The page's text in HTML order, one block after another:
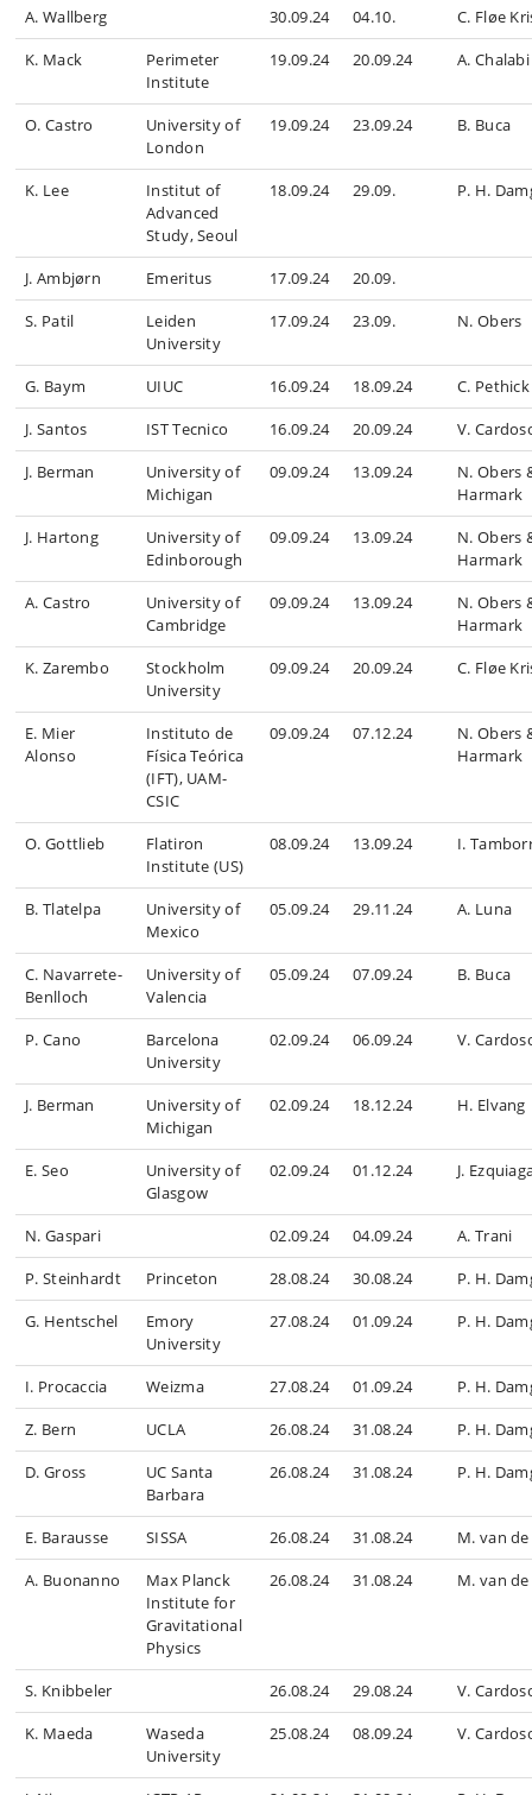
A. Wallberg 30.09.24 04.10.
C. Fløe
K. Mack
Perimeter
Institute
19.09.24 20.09.24 A. Chalabi
O. Castro
University of
London
19.09.24 23.09.24 B. Buca
K. Lee
Institut of
Advanced
Study, Seoul
18.09.24 29.09. P. H.
J. Ambjørn Emeritus 17.09.24
20.09.
S. Patil
Leiden
University
17.09.24 23.09. N. Obers
G. Baym UIUC 16.09.24 18.09.24
C. Pethick
J. Santos
IST Tecnico 16.09.24 20.09.24
V.
J. Berman
University of
Michigan
09.09.24 13.09.24
N. Obers
Harmark
J. Hartong
University of
Edinborough
09.09.24 13.09.24
N. Obers
Harmark
A. Castro
University of
Cambridge
09.09.24 13.09.24
N. Obers
Harmark
K. Zarembo
Stockholm
University
09.09.24 20.09.24 C. Fløe
E. Mier
Alonso
Instituto de
Física Teórica
(IFT), UAM-
CSIC
09.09.24 07.12.24
N. Obers
Harmark
O. Gottlieb
Flatiron
Institute (US)
08.09.24 13.09.24 I.
B. Tlatelpa
University of
Mexico
05.09.24 29.11.24 A. Luna
C. Navarrete-
Benlloch
University of
Valencia
05.09.24 07.09.24 B. Buca
P. Cano
Barcelona
University
02.09.24 06.09.24 V.
J. Berman
University of
Michigan
02.09.24 18.12.24 H. Elvang
E. Seo
University of
Glasgow
02.09.24 01.12.24 J.
N. Gaspari 02.09.24 04.09.24
A. Trani
P. Steinhardt
Princeton 28.08.24 30.08.24
P. H.
G. Hentschel
Emory
University
27.08.24 01.09.24 P. H.
I. Procaccia Weizma 27.08.24 01.09.24
P. H.
Z. Bern
UCLA 26.08.24 31.08.24
P. H.
D. Gross
UC Santa
Barbara
26.08.24 31.08.24 P. H.
E. Barausse SISSA 26.08.24 31.08.24
M. van
A. Buonanno
Max Planck
Institute for
Gravitational
Physics
26.08.24 31.08.24 M. van
S. Knibbeler 26.08.24 29.08.24
V.
K. Maeda
Waseda
University
25.08.24 08.09.24 V.